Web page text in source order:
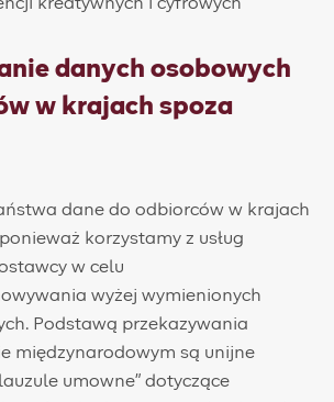
danych osobowych
w krajach spoza
dane do odbiorców w krajach
korzystamy z usług
w celu
wyżej wymienionych
Podstawą przekazywania
międzynarodowym są unijne
umowne" dotyczące